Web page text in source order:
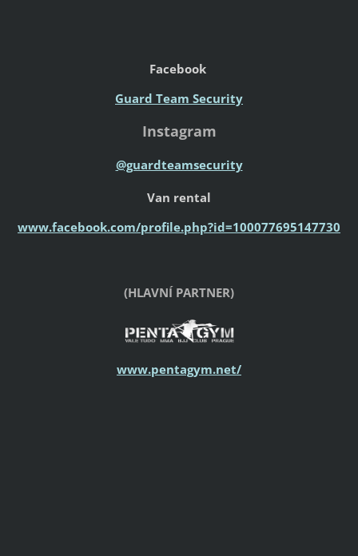
Facebook
Guard Team Security
Instagram
@guardteamsecurity
Van rental
www.facebook.com/profile.php?id=100077695147730
(HLAVNÍ PARTNER)
www.pentagym.net/